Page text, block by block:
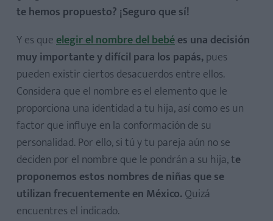
te hemos propuesto? ¡Seguro que sí!
Y es queelegir el nombre del bebées una decisión
muy importante y difícil para los papás,pues
pueden existir ciertos desacuerdos entre ellos.
Considera que el nombre es el elemento que le
proporciona una identidad a tu hija, así como es un
factor que influye en la conformación de su
personalidad. Por ello, si tú y tu pareja aún no se
deciden por el nombre que le pondrán a su hija, te
proponemos estos nombres de niñas que se
utilizan frecuentemente en México. Quizá
encuentres el indicado.